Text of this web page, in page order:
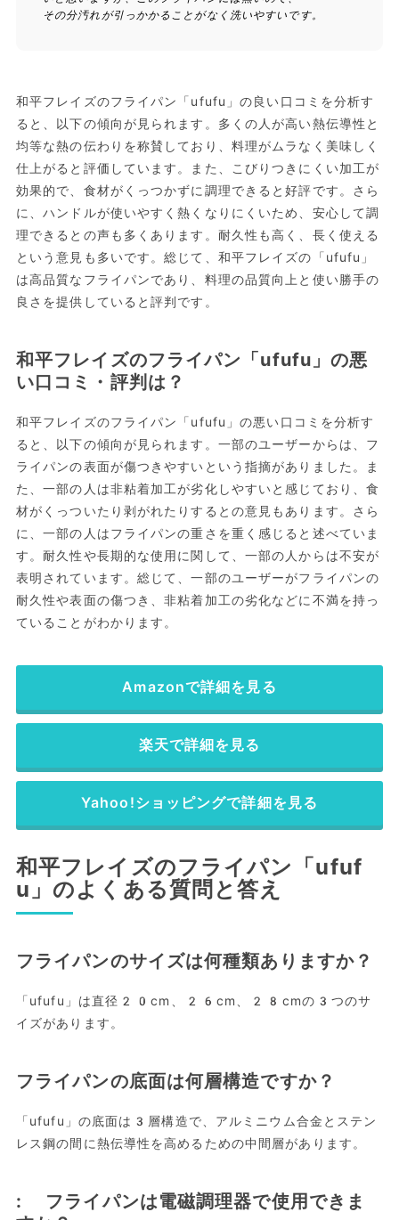
その分汚れが引っかかることがなく洗いやすいです。
和平フレイズのフライパン「ufufu」の良い口コミを分析す
ると、以下の傾向が見られます。多くの人が高い熱伝導性と
均等な熱の伝わりを称賛しており、料理がムラなく美味しく
仕上がると評価しています。また、こびりつきにくい加工が
効果的で、食材がくっつかずに調理できると好評です。さら
に、ハンドルが使いやすく熱くなりにくいため、安心して調
理できるとの声も多くあります。耐久性も高く、長く使える
という意見も多いです。総じて、和平フレイズの「ufufu」
は高品質なフライパンであり、料理の品質向上と使い勝手の
良さを提供していると評判です。
和平フレイズのフライパン「ufufu」の悪
い口コミ・評判は？
和平フレイズのフライパン「ufufu」の悪い口コミを分析す
ると、以下の傾向が見られます。一部のユーザーからは、フ
ライパンの表面が傷つきやすいという指摘がありました。ま
た、一部の人は非粘着加工が劣化しやすいと感じており、食
材がくっついたり剥がれたりするとの意見もあります。さら
に、一部の人はフライパンの重さを重く感じると述べていま
す。耐久性や長期的な使用に関して、一部の人からは不安が
表明されています。総じて、一部のユーザーがフライパンの
耐久性や表面の傷つき、非粘着加工の劣化などに不満を持っ
ていることがわかります。
Amazonで詳細を見る
楽天で詳細を見る
Yahoo!ショッピングで詳細を見る
和平フレイズのフライパン「ufuf
u」のよくある質問と答え
フライパンのサイズは何種類ありますか？
「ufufu」は直径20cm、26cm、28cmの3つのサ
イズがあります。
フライパンの底面は何層構造ですか？
「ufufu」の底面は3層構造で、アルミニウム合金とステン
レス鋼の間に熱伝導性を高めるための中間層があります。
: フライパンは電磁調理器で使用できま